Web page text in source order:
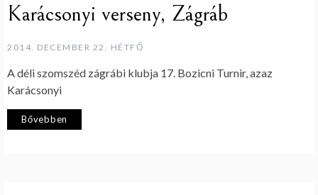
Karácsonyi verseny, Zágráb
2014. DECEMBER 22. HÉTFŐ
A déli szomszéd zágrábi klubja 17. Bozicni Turnir, azaz
Karácsonyi
Bővebben